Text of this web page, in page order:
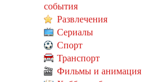
события
Развлечения
Сериалы
Спорт
Транспорт
Фильмы и анимация